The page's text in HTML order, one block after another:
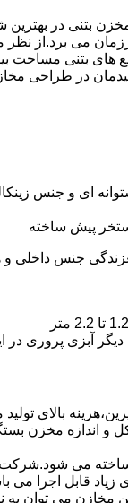
اجرای کامل مخزن پیش
های بتنی مساحت
در طراحی
ای و جنس
پیش ساخته
جنس داخلی
آبزی پروری در
بالای تولید
و اندازه
ساخته می
قابل اجرا
می توان به نصب